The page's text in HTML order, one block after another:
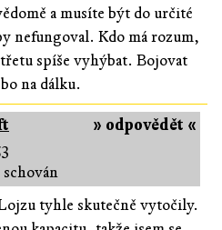
a musíte být do určité
nefungoval. Kdo má rozum,
spíše vyhýbat. Bojovat
na dálku.
» odpovědět «
tyhle skutečně vytočily.